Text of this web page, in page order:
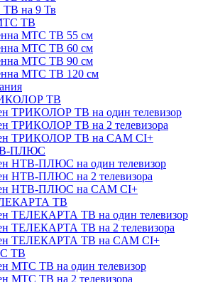
на 9 Тв
ТВ
МТС ТВ 55 см
МТС ТВ 60 см
МТС ТВ 90 см
МТС ТВ 120 см
ТВ
ТРИКОЛОР ТВ на один телевизор
ТРИКОЛОР ТВ на 2 телевизора
ТРИКОЛОР ТВ на CAM CI+
ПЛЮС
НТВ-ПЛЮС на один телевизор
НТВ-ПЛЮС на 2 телевизора
НТВ-ПЛЮС на CAM CI+
ТВ
ТЕЛЕКАРТА ТВ на один телевизор
ТЕЛЕКАРТА ТВ на 2 телевизора
ТЕЛЕКАРТА ТВ на CAM CI+
ТВ
МТС ТВ на один телевизор
МТС ТВ на 2 телевизора